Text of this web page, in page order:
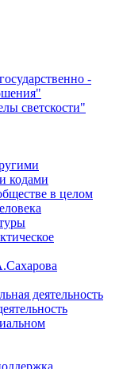
-
светскости"
кодами
в целом
деятельность